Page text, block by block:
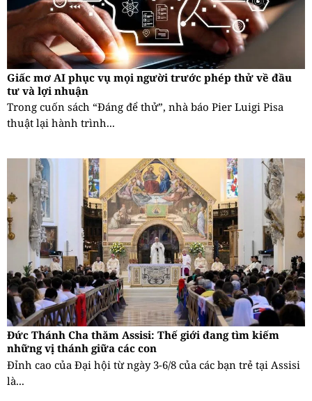
Giấc mơ AI phục vụ mọi người trước phép thử về đầu
tư và lợi nhuận
Trong cuốn sách “Đáng để thử”, nhà báo Pier Luigi Pisa
thuật lại hành trình...
Đức Thánh Cha thăm Assisi: Thế giới đang tìm kiếm
những vị thánh giữa các con
Đỉnh cao của Đại hội từ ngày 3-6/8 của các bạn trẻ tại Assisi
là...